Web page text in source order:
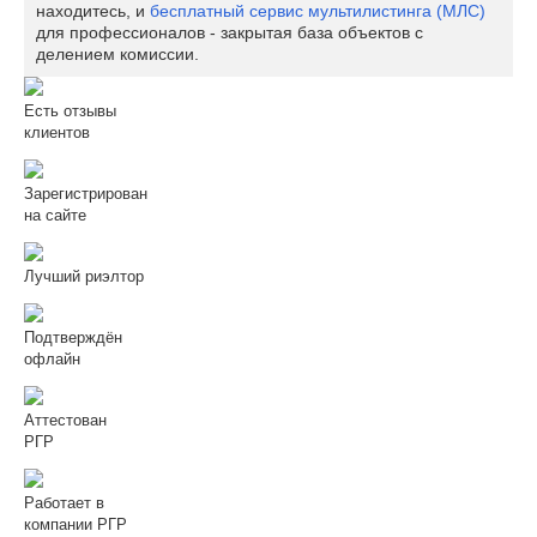
находитесь, и бесплатный сервис мультилистинга (МЛС)
для профессионалов - закрытая база объектов с
делением комиссии.
Есть отзывы
клиентов
Зарегистрирован
на сайте
Лучший риэлтор
Подтверждён
офлайн
Аттестован
РГР
Работает в
компании РГР